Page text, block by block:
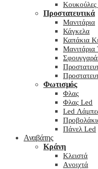
Κουκούλες
Προστατευτικά
Μανιτάρια
Κάγκελα
Καπάκια
Φωτισμός
Φλας
Φλας Led
Led
Πάνελ Led
Αναβάτης
Κράνη
Kλειστά
Aνοιχτά